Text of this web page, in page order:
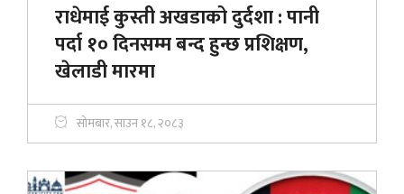
राधेमाई कुस्ती अखडाको दुर्दशा : पानी
पर्दा १० दिनसम्म बन्द हुन्छ प्रशिक्षण,
खेलाडी मारमा
सोमबार, साउन १८, २०८३